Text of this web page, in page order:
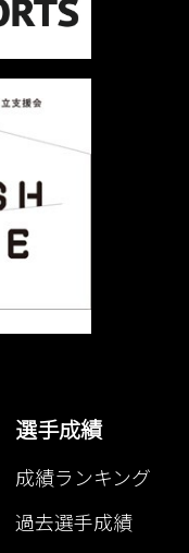
選手成績
成績ランキング
過去選手成績